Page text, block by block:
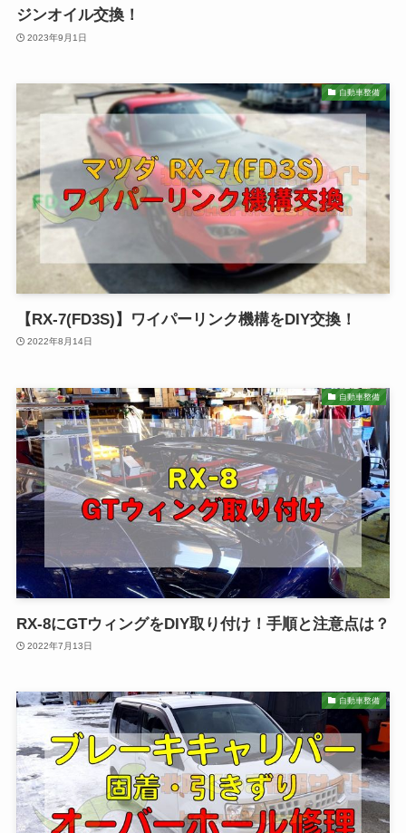
ジンオイル交換！
2023年9月1日
自動車整備
【RX-7(FD3S)】ワイパーリンク機構をDIY交換！
2022年8月14日
自動車整備
RX-8にGTウィングをDIY取り付け！手順と注意点は？
2022年7月13日
自動車整備